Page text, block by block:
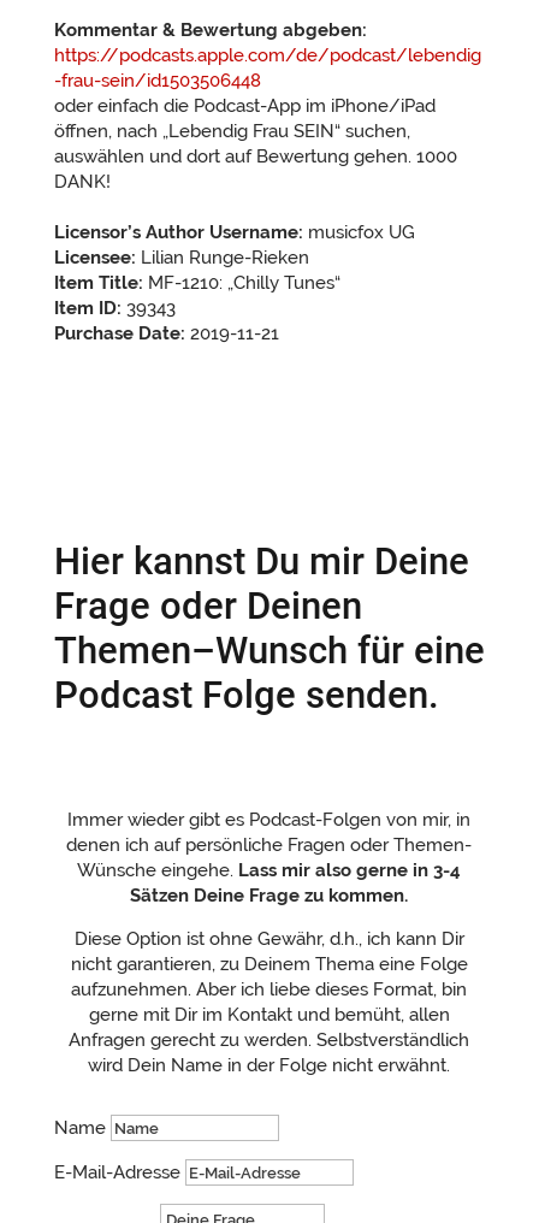
Kommentar & Bewertung abgeben:
https://podcasts.apple.com/de/podcast/lebendig
-frau-sein/id1503506448
oder einfach die Podcast-App im iPhone/iPad
öffnen, nach „Lebendig Frau SEIN“ suchen,
auswählen und dort auf Bewertung gehen. 1000
DANK!
Licensor’s Author Username: musicfox UG
Licensee: Lilian Runge-Rieken
Item Title: MF-1210: „Chilly Tunes“
Item ID: 39343
Purchase Date: 2019-11-21
Hier kannst Du mir Deine
Frage oder Deinen
Themen–Wunsch für eine
Podcast Folge senden.
Immer wieder gibt es Podcast-Folgen von mir, in
denen ich auf persönliche Fragen oder Themen-
Wünsche eingehe. Lass mir also gerne in 3-4
Sätzen Deine Frage zu kommen.
Diese Option ist ohne Gewähr, d.h., ich kann Dir
nicht garantieren, zu Deinem Thema eine Folge
aufzunehmen. Aber ich liebe dieses Format, bin
gerne mit Dir im Kontakt und bemüht, allen
Anfragen gerecht zu werden. Selbstverständlich
wird Dein Name in der Folge nicht erwähnt.
Name
E-Mail-Adresse